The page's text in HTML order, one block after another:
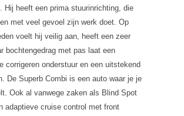
Hij heeft een prima stuurinrichting, die
met veel gevoel zijn werk doet. Op
voelt hij veilig aan, heeft een zeer
bochtengedrag met pas laat een
corrigeren onderstuur en een uitstekend
De Superb Combi is een auto waar je je
Ook al vanwege zaken als Blind Spot
adaptieve cruise control met front